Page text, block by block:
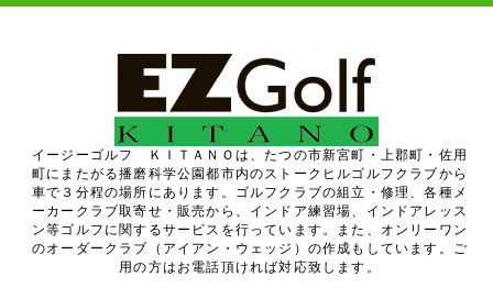
イージーゴルフ ＫＩＴＡＮＯは、たつの市新宮町・上郡町・佐用
町にまたがる播磨科学公園都市内のストークヒルゴルフクラブから
車で３分程の場所にあります。ゴルフクラブの組立・修理、各種メ
ーカークラブ取寄せ・販売から、インドア練習場、インドアレッス
ン等ゴルフに関するサービスを行っています。また、オンリーワン
のオーダークラブ（アイアン・ウェッジ）の作成もしています。ご
用の方はお電話頂ければ対応致します。